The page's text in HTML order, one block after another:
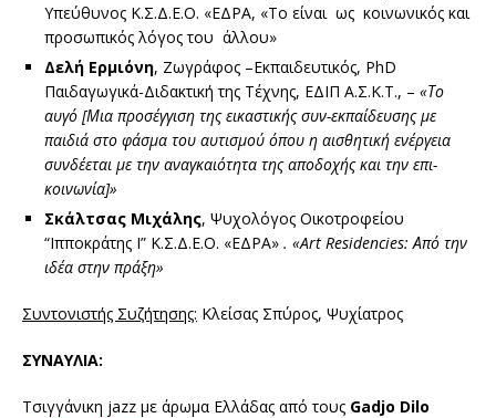
Υπεύθυνος Κ.Σ.Δ.Ε.Ο. «ΕΔΡΑ, «Το είναι ως κοινωνικός και
προσωπικός λόγος του άλλου»
Δελή Ερμιόνη, Ζωγράφος –Εκπαιδευτικός, PhD
Παιδαγωγικά-Διδακτική της Τέχνης, ΕΔΙΠ Α.Σ.Κ.Τ., – «Το
αυγό [Μια προσέγγιση της εικαστικής συν-εκπαίδευσης με
παιδιά στο φάσμα του αυτισμού όπου η αισθητική ενέργεια
συνδέεται με την αναγκαιότητα της αποδοχής και την επι-
κοινωνία]»
Σκάλτσας Μιχάλης, Ψυχολόγος Οικοτροφείου
“Ιπποκράτης Ι” Κ.Σ.Δ.Ε.Ο. «ΕΔΡΑ» . «Art Residencies: Από την
ιδέα στην πράξη»
Συντονιστής Συζήτησης: Κλείσας Σπύρος, Ψυχίατρος
ΣΥΝΑΥΛΙΑ:
Τσιγγάνικη jazz με άρωμα Ελλάδας από τους Gadjo Dilo